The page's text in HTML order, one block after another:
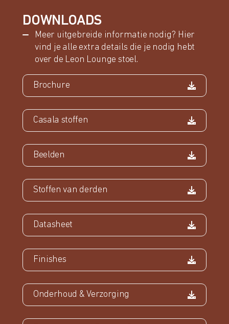
DOWNLOADS
Meer uitgebreide informatie nodig? Hier
vind je alle extra details die je nodig hebt
over de Leon Lounge stoel.
Brochure
Casala stoffen
Beelden
Stoffen van derden
Datasheet
Finishes
Onderhoud & Verzorging